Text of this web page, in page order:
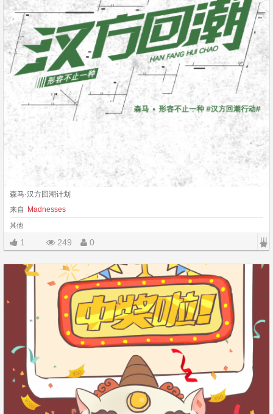
森马·汉方回潮计划
来自
Madnesses
其他
1 249 0 |||